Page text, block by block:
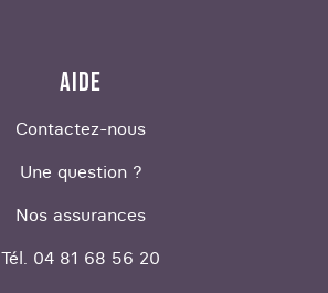
AIDE
Contactez-nous
Une question ?
Nos assurances
Tél. 04 81 68 56 20